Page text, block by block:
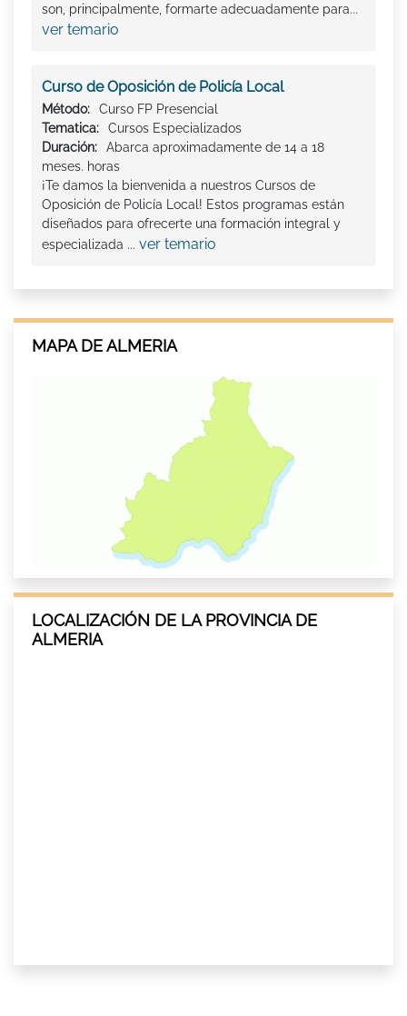
son, principalmente, formarte adecuadamente para...
ver temario
Curso de Oposición de Policía Local
Método:
Curso FP Presencial
Tematica:
Cursos Especializados
Duración:
Abarca aproximadamente de 14 a 18
meses. horas
¡Te damos la bienvenida a nuestros Cursos de
Oposición de Policía Local! Estos programas están
diseñados para ofrecerte una formación integral y
especializada ... ver temario
MAPA DE ALMERIA
LOCALIZACIÓN DE LA PROVINCIA DE
ALMERIA